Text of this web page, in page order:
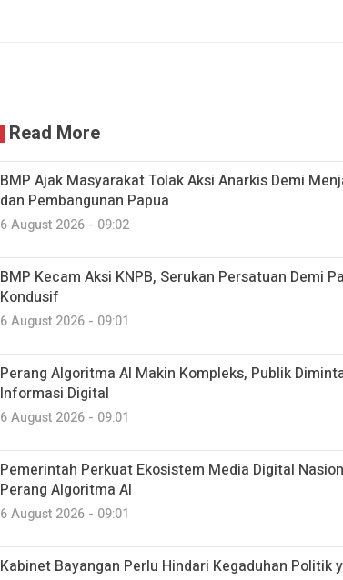
Read More
BMP Ajak Masyarakat Tolak Aksi Anarkis Demi
dan Pembangunan Papua
6 August 2026 - 09:02
BMP Kecam Aksi KNPB, Serukan Persatuan Demi
Kondusif
6 August 2026 - 09:01
Perang Algoritma AI Makin Kompleks, Publik
Informasi Digital
6 August 2026 - 09:01
Pemerintah Perkuat Ekosistem Media Digital
Perang Algoritma AI
6 August 2026 - 09:01
Kabinet Bayangan Perlu Hindari Kegaduhan Politik